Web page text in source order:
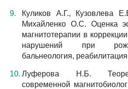
Куликов А.Г., Кузовлева
Михайленко О.С. Оценка
магнитотерапии в
нарушений при
бальнеология,
Луферова Н.Б.
современной